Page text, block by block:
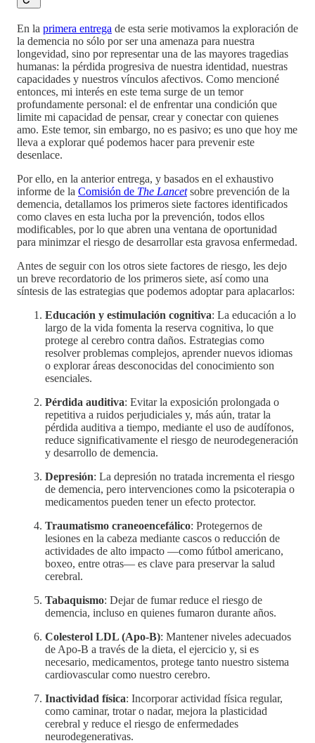
En la primera entrega de esta serie motivamos la exploración de
la demencia no sólo por ser una amenaza para nuestra
longevidad, sino por representar una de las mayores tragedias
humanas: la pérdida progresiva de nuestra identidad, nuestras
capacidades y nuestros vínculos afectivos. Como mencioné
entonces, mi interés en este tema surge de un temor
profundamente personal: el de enfrentar una condición que
limite mi capacidad de pensar, crear y conectar con quienes
amo. Este temor, sin embargo, no es pasivo; es uno que hoy me
lleva a explorar qué podemos hacer para prevenir este
desenlace.
Por ello, en la anterior entrega, y basados en el exhaustivo
informe de la Comisión de The Lancetsobre prevención de la
demencia, detallamos los primeros siete factores identificados
como claves en esta lucha por la prevención, todos ellos
modificables, por lo que abren una ventana de oportunidad
para minimzar el riesgo de desarrollar esta gravosa enfermedad.
Antes de seguir con los otros siete factores de riesgo, les dejo
un breve recordatorio de los primeros siete, así como una
síntesis de las estrategias que podemos adoptar para aplacarlos:
Educación y estimulación cognitiva: La educación a lo
largo de la vida fomenta la reserva cognitiva, lo que
protege al cerebro contra daños. Estrategias como
resolver problemas complejos, aprender nuevos idiomas
o explorar áreas desconocidas del conocimiento son
esenciales.
Pérdida auditiva: Evitar la exposición prolongada o
repetitiva a ruidos perjudiciales y, más aún, tratar la
pérdida auditiva a tiempo, mediante el uso de audífonos,
reduce significativamente el riesgo de neurodegeneración
y desarrollo de demencia.
Depresión: La depresión no tratada incrementa el riesgo
de demencia, pero intervenciones como la psicoterapia o
medicamentos pueden tener un efecto protector.
Traumatismo craneoencefálico: Protegernos de
lesiones en la cabeza mediante cascos o reducción de
actividades de alto impacto —como fútbol americano,
boxeo, entre otras— es clave para preservar la salud
cerebral.
Tabaquismo: Dejar de fumar reduce el riesgo de
demencia, incluso en quienes fumaron durante años.
Colesterol LDL (Apo-B): Mantener niveles adecuados
de Apo-B a través de la dieta, el ejercicio y, si es
necesario, medicamentos, protege tanto nuestro sistema
cardiovascular como nuestro cerebro.
Inactividad física: Incorporar actividad física regular,
como caminar, trotar o nadar, mejora la plasticidad
cerebral y reduce el riesgo de enfermedades
neurodegenerativas.